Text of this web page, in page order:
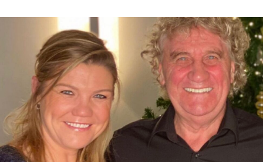
achterlaat